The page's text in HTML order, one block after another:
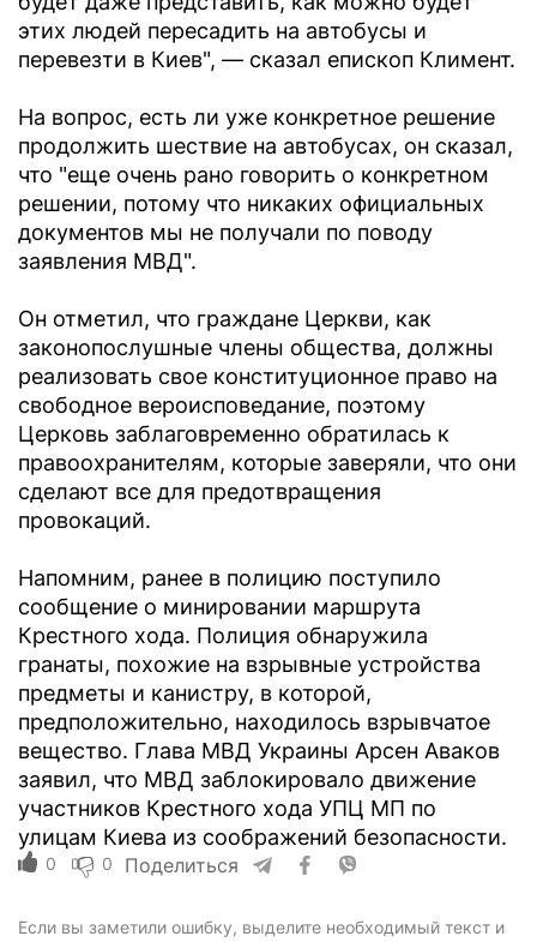
этих людей пересадить на автобусы и
перевезти в Киев", — сказал епископ Климент.
На вопрос, есть ли уже конкретное решение
продолжить шествие на автобусах, он сказал,
что "еще очень рано говорить о конкретном
решении, потому что никаких официальных
документов мы не получали по поводу
заявления МВД".
Он отметил, что граждане Церкви, как
законопослушные члены общества, должны
реализовать свое конституционное право на
свободное вероисповедание, поэтому
Церковь заблаговременно обратилась к
правоохранителям, которые заверяли, что они
сделают все для предотвращения
провокаций.
Напомним, ранее в полицию поступило
сообщение о минировании маршрута
Крестного хода. Полиция обнаружила
гранаты, похожие на взрывные устройства
предметы и канистру, в которой,
предположительно, находилось взрывчатое
вещество. Глава МВД Украины Арсен Аваков
заявил, что МВД заблокировало движение
участников Крестного хода УПЦ МП по
улицам Киева из соображений безопасности.
0 0 Поделиться
Если вы заметили ошибку, выделите необходимый текст и